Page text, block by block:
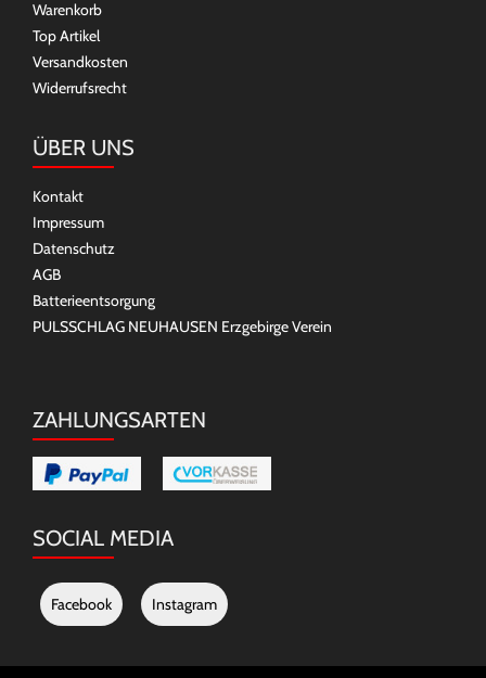
Warenkorb
Top Artikel
Versandkosten
Widerrufsrecht
ÜBER UNS
Kontakt
Impressum
Datenschutz
AGB
Batterieentsorgung
PULSSCHLAG NEUHAUSEN Erzgebirge Verein
ZAHLUNGSARTEN
SOCIAL MEDIA
Facebook Instagram